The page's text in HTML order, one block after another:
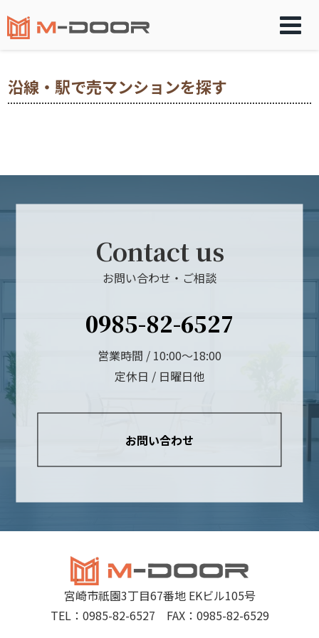
沿線・駅で売マンションを探す
Contact us
お問い合わせ・ご相談
0985-82-6527
営業時間 / 10:00～18:00
定休日 / 日曜日他
お問い合わせ
宮崎市祇園3丁目67番地 EKビル105号
TEL：0985-82-6527 FAX：0985-82-6529